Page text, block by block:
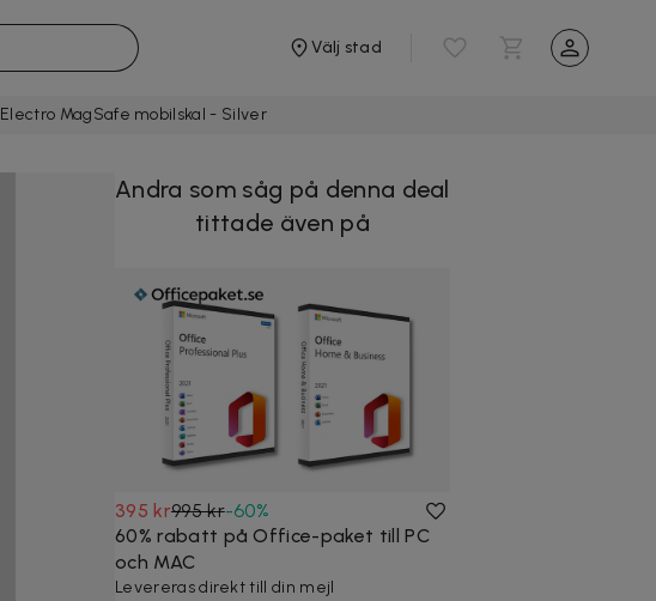
Välj stad
Electro MagSafe mobilskal - Silver
Andra som såg på denna deal
tittade även på
395 kr995 kr-60%
60% rabatt på Office-paket till PC
och MAC
Levereras direkt till din mejl